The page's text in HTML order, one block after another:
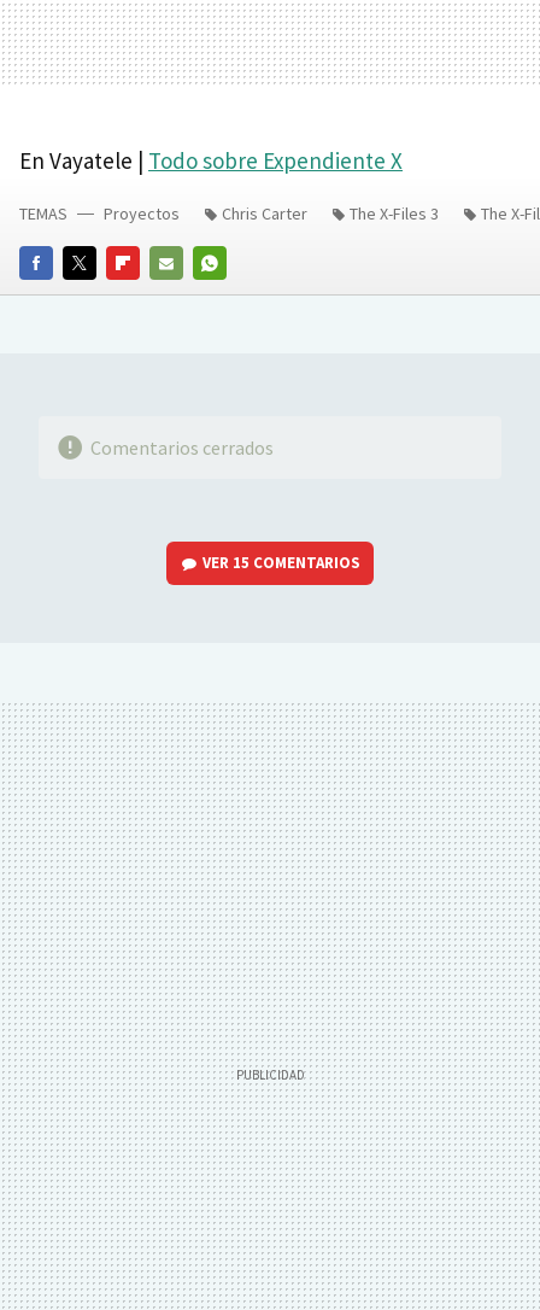
En Vayatele | Todo sobre Expendiente X
FACEBOOKTWITTERFLIPBOARD
E-
WHATSAPP
TEMAS Proyectos Chris Carter The X-Files 3 The X-
Comentarios cerrados
VER 15 COMENTARIOS